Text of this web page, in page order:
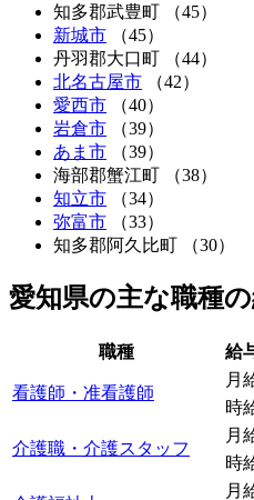
知多郡武豊町
（45）
新城市
（45）
丹羽郡大口町
（44）
北名古屋市
（42）
愛西市
（40）
岩倉市
（39）
あま市
（39）
海部郡蟹江町
（38）
知立市
（34）
弥富市
（33）
知多郡阿久比町
（30）
愛知県の主な職種
職種 給
看護師・准看護師
月
時
介護職・介護スタッフ
月
時
月